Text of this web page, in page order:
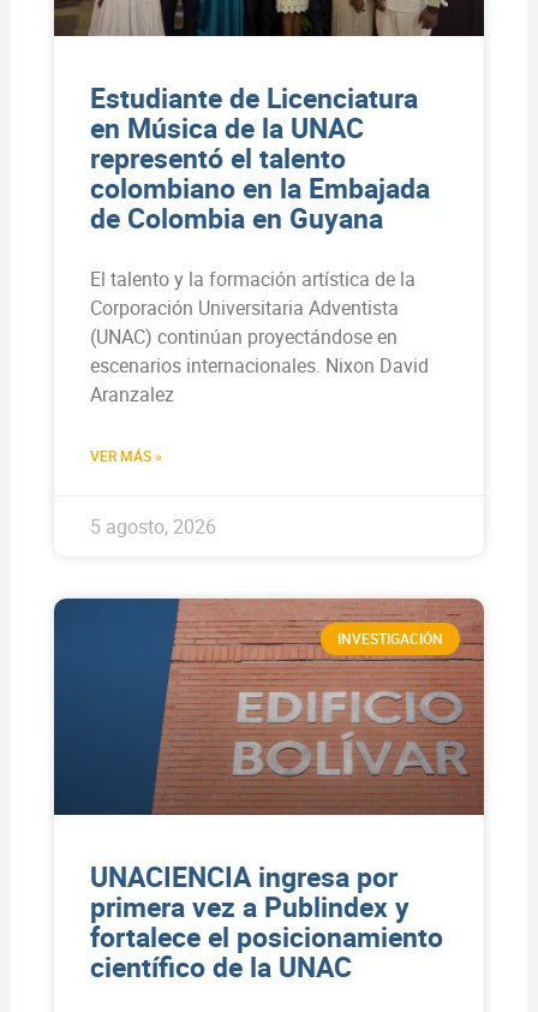
Estudiante de Licenciatura
en Música de la UNAC
representó el talento
colombiano en la Embajada
de Colombia en Guyana
El talento y la formación artística de la
Corporación Universitaria Adventista
(UNAC) continúan proyectándose en
escenarios internacionales. Nixon David
Aranzalez
VER MÁS »
5 agosto, 2026
INVESTIGACIÓN
UNACIENCIA ingresa por
primera vez a Publindex y
fortalece el posicionamiento
científico de la UNAC